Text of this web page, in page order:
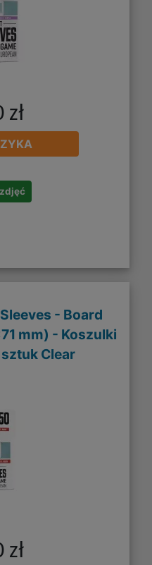
zł
- Board
mm) - Koszulki
Clear
zł